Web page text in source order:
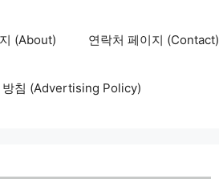
(About) 연락처 페이지 (Contact)
방침 (Advertising Policy)